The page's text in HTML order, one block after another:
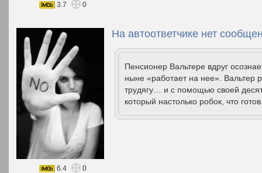
3.7
0
На автоответчике нет
Пенсионер Вальтере вдруг
ныне «работает на нее». Вальтер
трудягу… и с помощью своей
который настолько робок, что
6.4 0